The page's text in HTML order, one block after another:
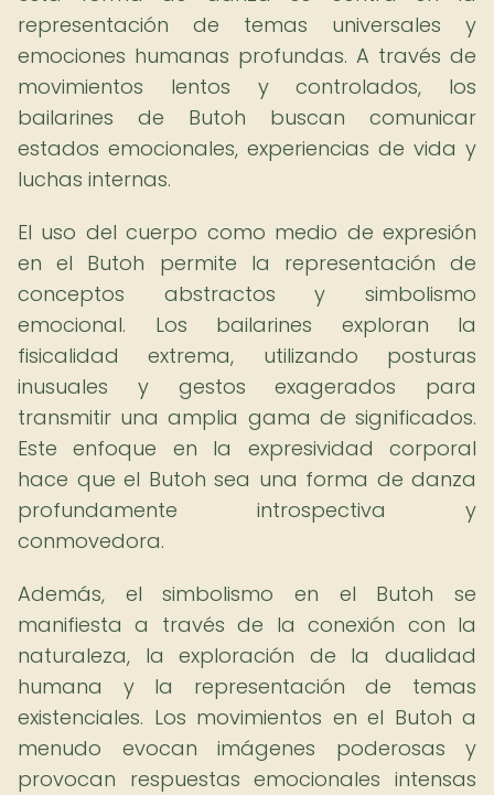
representación de temas universales y
emociones humanas profundas. A través de
movimientos lentos y controlados, los
bailarines de Butoh buscan comunicar
estados emocionales, experiencias de vida y
luchas internas.
El uso del cuerpo como medio de expresión
en el Butoh permite la representación de
conceptos abstractos y simbolismo
emocional. Los bailarines exploran la
fisicalidad extrema, utilizando posturas
inusuales y gestos exagerados para
transmitir una amplia gama de significados.
Este enfoque en la expresividad corporal
hace que el Butoh sea una forma de danza
profundamente introspectiva y
conmovedora.
Además, el simbolismo en el Butoh se
manifiesta a través de la conexión con la
naturaleza, la exploración de la dualidad
humana y la representación de temas
existenciales. Los movimientos en el Butoh a
menudo evocan imágenes poderosas y
provocan respuestas emocionales intensas